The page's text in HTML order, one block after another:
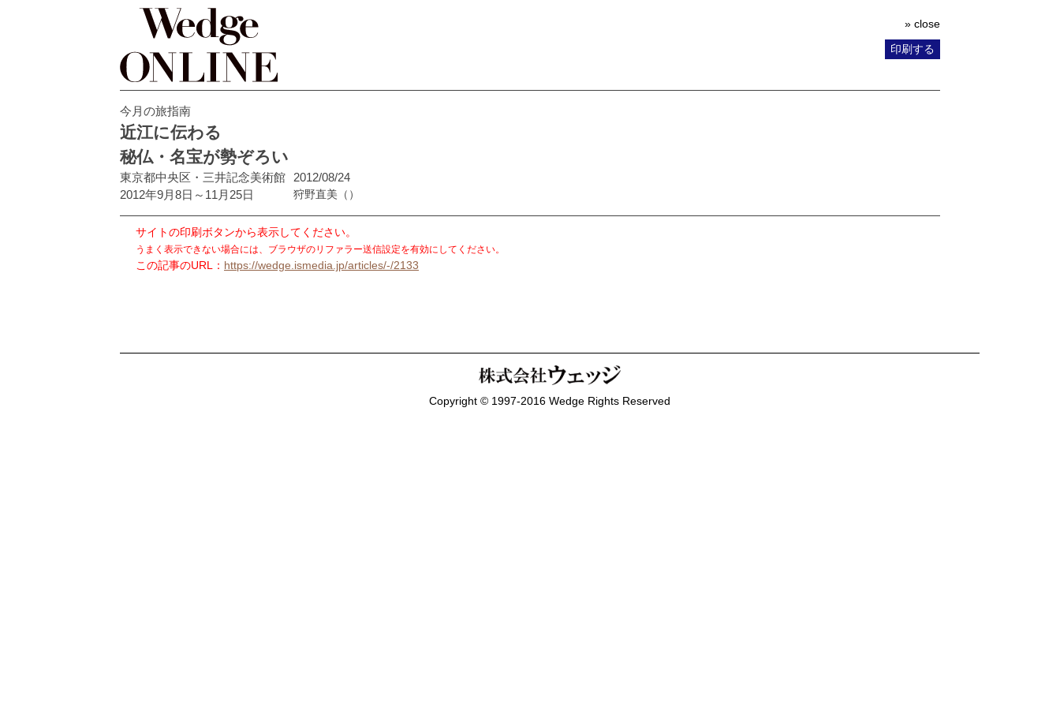
» close
印刷する
今月の旅指南
近江に伝わる
秘仏・名宝が勢ぞろい
東京都中央区・三井記念美術館
2012年9月8日～11月25日
2012/08/24
狩野直美 （）
サイトの印刷ボタンから表示してください。
うまく表示できない場合には、ブラウザのリファラー送信設定を有効にしてください。
この記事のURL： https://wedge.ismedia.jp/articles/-/2133
Copyright © 1997-2016 Wedge Rights Reserved